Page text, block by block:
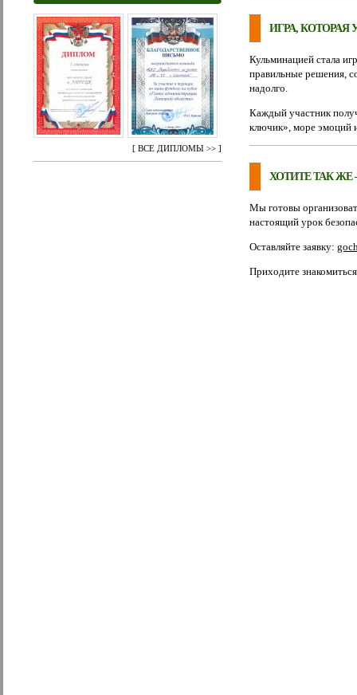
[ ВСЕ ДИПЛОМЫ >> ]
ИГРА, КОТОРАЯ
Кульминацией стала
правильные решения,
надолго.
Каждый участник
ключик», море эмоций
ХОТИТЕ ТАК
Мы готовы
настоящий урок
Оставляйте заявку:
Приходите